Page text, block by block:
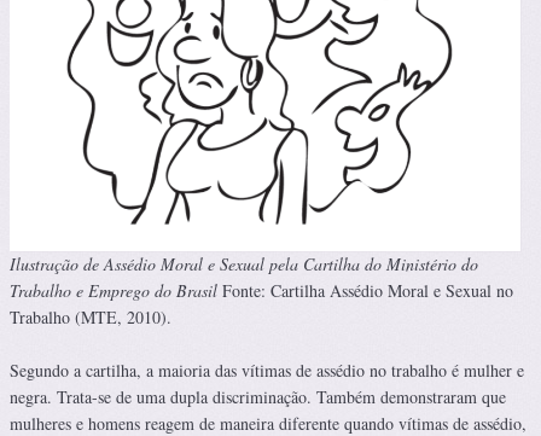
Ilustração de Assédio Moral e Sexual pela Cartilha do Ministério do
Trabalho e Emprego do Brasil Fonte: Cartilha Assédio Moral e Sexual no
Trabalho (MTE, 2010).
Segundo a cartilha, a maioria das vítimas de assédio no trabalho é mulher e
negra. Trata-se de uma dupla discriminação. Também demonstraram que
mulheres e homens reagem de maneira diferente quando vítimas de assédio,